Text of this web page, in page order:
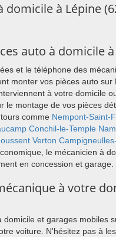
domicile à Lépine
auto à domicile
et le téléphone des
monter vos pièces auto sur
à votre domicile
le montage de vos pièces
comme Nempont-Saint-
Conchil-le-Temple
Verton
le mécanicien à
en concession et garage.
à votre
domicile et garages mobiles
voiture. N'hésitez pas à